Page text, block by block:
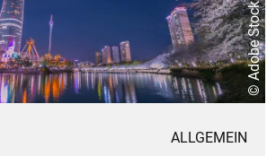
© Adobe Stock
ALLGEMEIN